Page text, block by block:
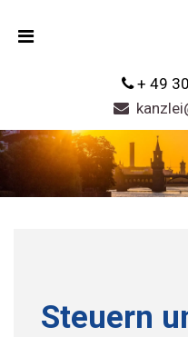
+ 49
Steuern